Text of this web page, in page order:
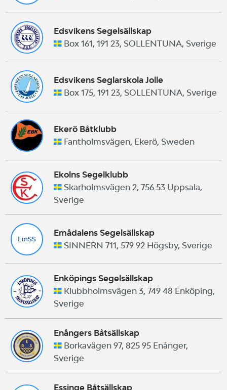
Edsvikens Segelsällskap
Box 161, 191 23, SOLLENTUNA, Sverige
Edsvikens Seglarskola Jolle
Box 175, 191 23, SOLLENTUNA, Sverige
Ekerö Båtklubb
Fantholmsvägen, Ekerö, Sweden
Ekolns Segelklubb
Skarholmsvägen 2, 756 53 Uppsala,
Sverige
EmSS
Emådalens Segelsällskap
SINNERN 711, 579 92 Högsby, Sverige
Enköpings Segelsällskap
Klubbholmsvägen 3, 749 48 Enköping,
Sverige
Enångers Båtsällskap
Borkavägen 97, 825 95 Enånger,
Sverige
Essinge Båtsällskap